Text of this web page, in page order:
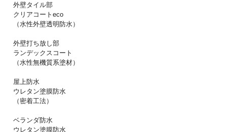
外壁タイル部
クリアコートeco
（水性外壁透明防水）
外壁打ち放し部
ランデックスコート
（水性無機質系塗材）
屋上防水
ウレタン塗膜防水
（密着工法）
ベランダ防水
ウレタン塗膜防水